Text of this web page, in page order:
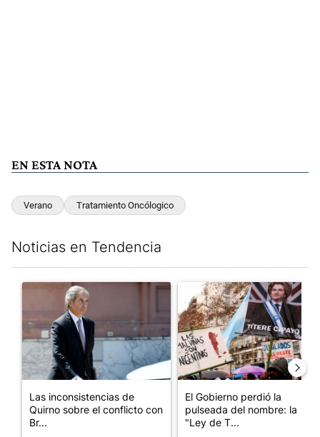
EN ESTA NOTA
Verano Tratamiento Oncólogico
Noticias en Tendencia
Un artículo de tendencia con el título "Las inconsistencias de
Las inconsistencias de
Quirno sobre el conflicto con
Br...
Un artículo de tendencia
El Gobierno perdió la
pulseada del nombre: la
"Ley de T...